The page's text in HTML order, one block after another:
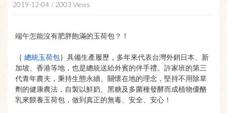
2019-12-04 / 2003 Views
端午怎能沒有肥胖飽滿的玉荷包？！
｛ 總統玉荷包｝具備生產履歷，多年來代表台灣外銷日本、新
加坡、 香港等地，也是總統送給外賓的伴手禮。許家班的第三
代青年農夫， 秉持生態永續、關懷在地的理念，堅持不用除草
劑的健康農法， 自製以鮮奶、黑糖及多菌種發酵而成植物優酪
乳來餵養玉荷包， 做到真正的無毒、安全、安心！